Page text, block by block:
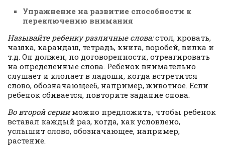
Упражнение на развитие способности к
переключению внимания
Называйте ребенку различные слова:стол, кровать,
чашка, карандаш, тетрадь, книга, воробей, вилка и
т.д. Он должен, по договоренности, отреагировать
на определенные слова. Ребенок внимательно
слушает и хлопает в ладоши, когда встретится
слово, обозначающее6, например, животное. Если
ребенок сбивается, повторите задание снова.
Во второй серииможно предложить, чтобы ребенок
вставал каждый раз, когда, как условлено,
услышит слово, обозначающее, например,
растение.